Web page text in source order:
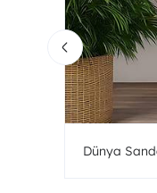
Dünya